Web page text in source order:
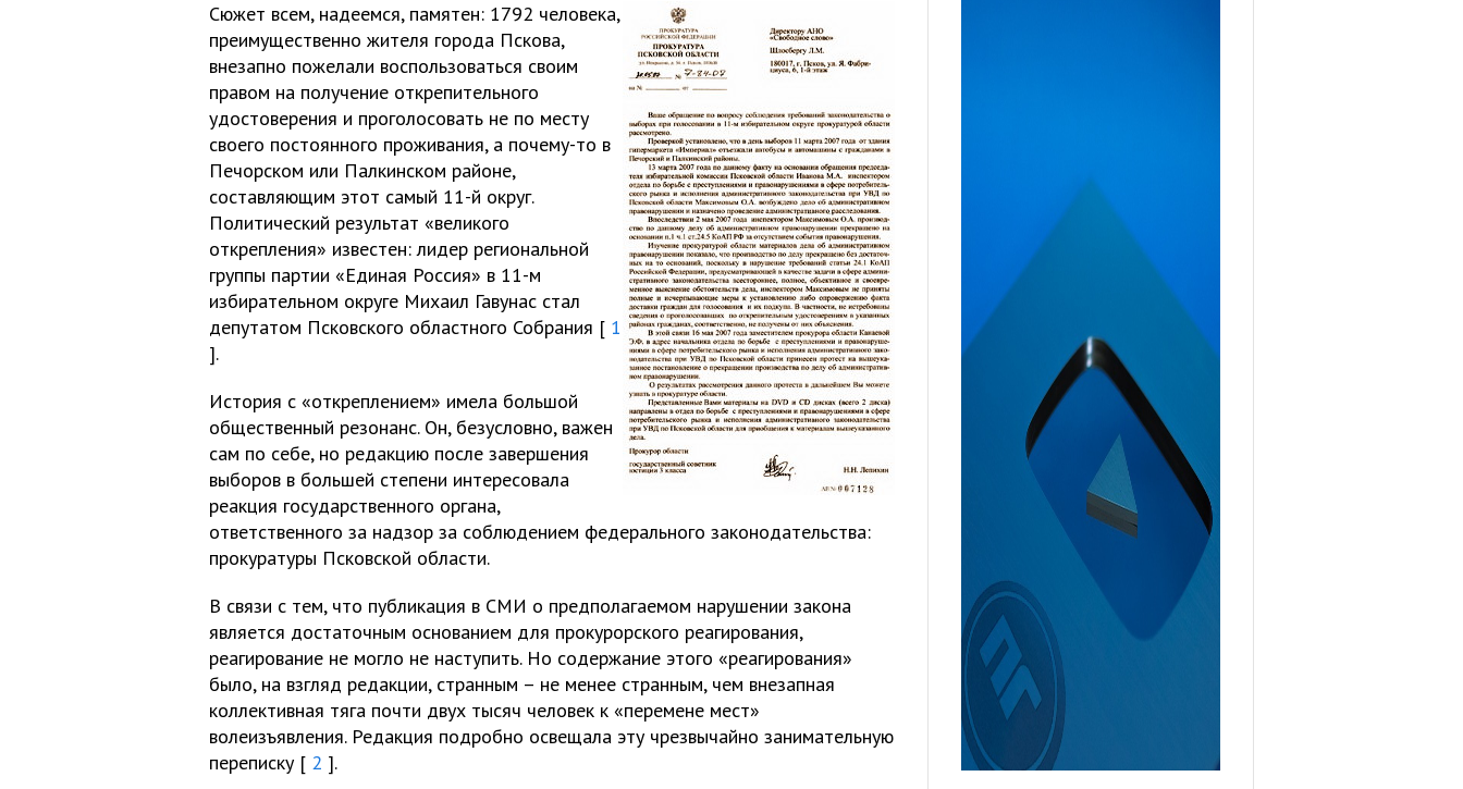
Сюжет всем, надеемся, памятен: 1792 человека,
преимущественно жителя города Пскова,
внезапно пожелали воспользоваться своим
правом на получение открепительного
удостоверения и проголосовать не по месту
своего постоянного проживания, а почему-то в
Печорском или Палкинском районе,
составляющим этот самый 11-й округ.
Политический результат «великого
открепления» известен: лидер региональной
группы партии «Единая Россия» в 11-м
избирательном округе Михаил Гавунас стал
депутатом Псковского областного Собрания [ 1
].
История с «откреплением» имела большой
общественный резонанс. Он, безусловно, важен
сам по себе, но редакцию после завершения
выборов в большей степени интересовала
реакция государственного органа,
ответственного за надзор за соблюдением федерального законодательства:
прокуратуры Псковской области.
В связи с тем, что публикация в СМИ о предполагаемом нарушении закона
является достаточным основанием для прокурорского реагирования,
реагирование не могло не наступить. Но содержание этого «реагирования»
было, на взгляд редакции, странным – не менее странным, чем внезапная
коллективная тяга почти двух тысяч человек к «перемене мест»
волеизъявления. Редакция подробно освещала эту чрезвычайно занимательную
переписку [ 2 ].